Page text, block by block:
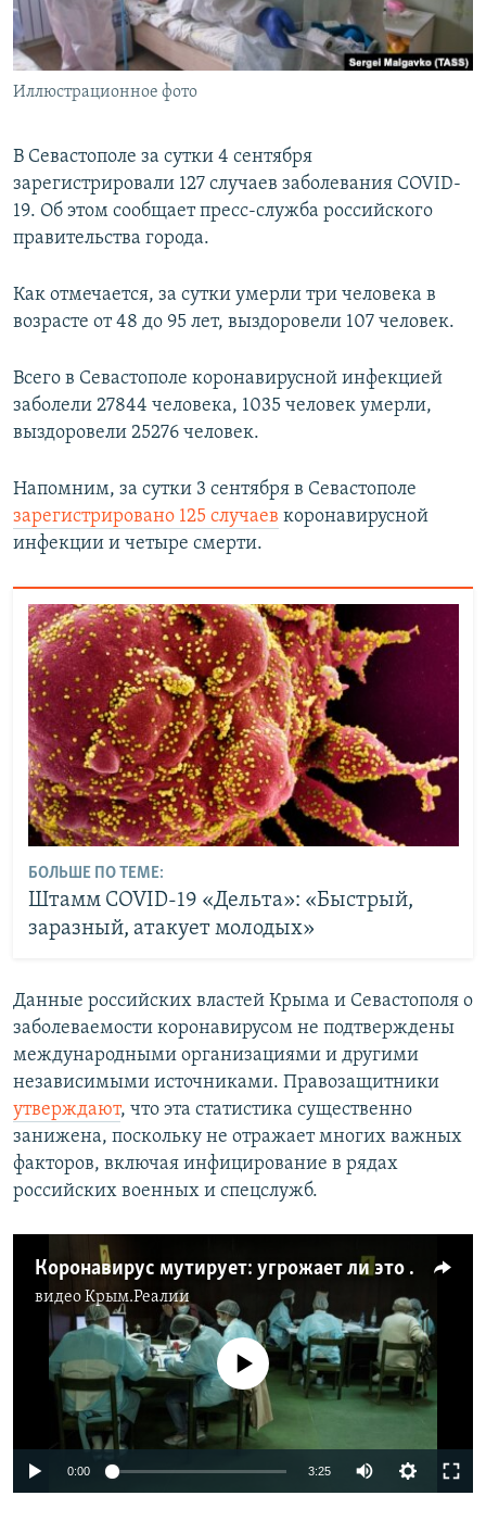
ПОБЕДИТЕЛЕЙ НЕ СУДЯТ?
КРЫМ.НЕПОКОРЕННЫЙ
ELIFBE
ПРИСОЕДИНЯЙТЕСЬ!
Все сайты RFE/RL
Иллюстрационное фото
В Севастополе за сутки 4 сентября
зарегистрировали 127 случаев заболевания COVID-
19. Об этом сообщает пресс-служба российского
правительства города.
Как отмечается, за сутки умерли три человека в
возрасте от 48 до 95 лет, выздоровели 107 человек.
Всего в Севастополе коронавирусной инфекцией
заболели 27844 человека, 1035 человек умерли,
выздоровели 25276 человек.
Напомним, за сутки 3 сентября в Севастополе
зарегистрировано 125 случаев коронавирусной
инфекции и четыре смерти.
БОЛЬШЕ ПО ТЕМЕ:
Штамм COVID-19 «Дельта»: «Быстрый,
заразный, атакует молодых»
Данные российских властей Крыма и Севастополя о
заболеваемости коронавирусом не подтверждены
международными организациями и другими
независимыми источниками. Правозащитники
утверждают, что эта статистика существенно
занижена, поскольку не отражает многих важных
факторов, включая инфицирование в рядах
российских военных и спецслужб.
Коронавирус мутирует: угрожает ли это вакцинации (видео)
видеоКрым.Реалии
No media source currently available
0:00 3:25